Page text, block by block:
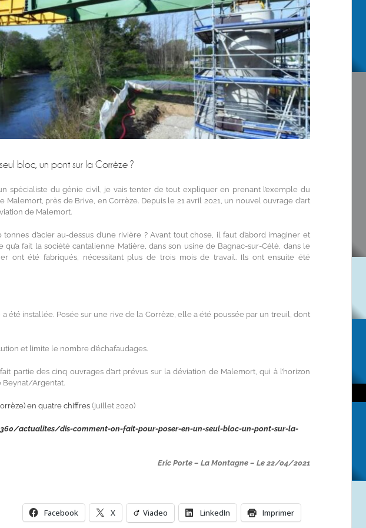
bloc, un pont sur la Corrèze ?
spécialiste du génie civil, je vais tenter de tout expliquer en prenant l’exemple du
près de Brive, en Corrèze. Depuis le 21 avril 2021, un nouvel ouvrage d’art
de Malemort.
d’acier au-dessus d’une rivière ? Avant tout chose, il faut d’abord imaginer et
qu’a fait la société cantalienne Matière, dans son usine de Bagnac-sur-Célé, dans le
ont été fabriqués, nécessitant plus de trois mois de travail. Ils ont ensuite été
été installée. Posée sur une rive de la Corrèze, elle a été poussée par un treuil, dont
et limite le nombre d’échafaudages.
partie des cinq ouvrages d’art prévus sur la déviation de Malemort, qui à l’horizon
Beynat/Argentat.
en quatre chiffres (juillet 2020)
actualites/dis-comment-on-fait-pour-poser-en-un-seul-bloc-un-pont-sur-la-
Eric Porte – La Montagne – Le 22/04/2021
Facebook X Viadeo LinkedIn Imprimer